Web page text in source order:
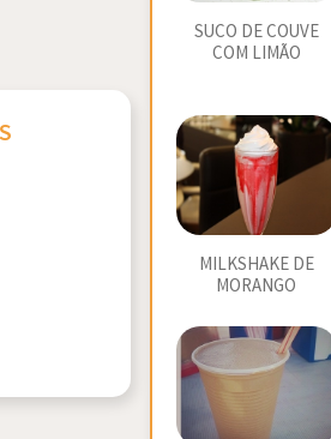
SUCO DE COUVE
COM LIMÃO
MILKSHAKE DE
MORANGO